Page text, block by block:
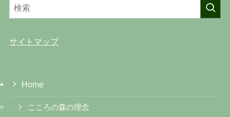
サイトマップ
Home
こころの森の理念